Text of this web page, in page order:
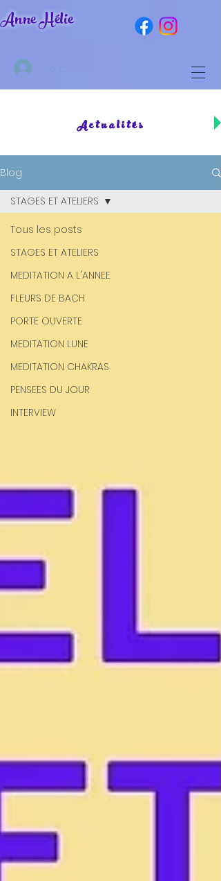
Anne Hélie
Se connecter
Actualités
Blog
Tous les posts
STAGES ET ATELIERS
MEDITATION A L'ANNEE
FLEURS DE BACH
PORTE OUVERTE
MEDITATION LUNE
MEDITATION CHAKRAS
PENSEES DU JOUR
INTERVIEW
STAGES ET ATELIERS